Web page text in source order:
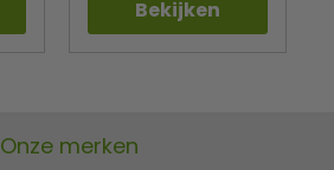
Bekijken
Onze merken